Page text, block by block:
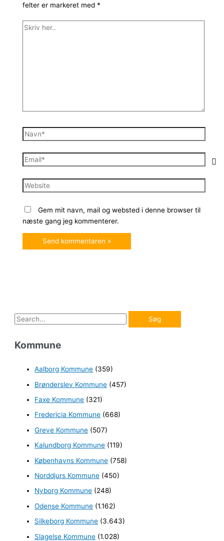
felter er markeret med *
Skriv
Navn*
Email*
Website
Gem mit navn, mail og websted i denne browser til
næste gang jeg kommenterer.
S
g
Kommune
Aalborg Kommune (359)
Brønderslev Kommune (457)
Faxe Kommune (321)
Fredericia Kommune (668)
Greve Kommune (507)
Kalundborg Kommune (119)
Københavns Kommune (758)
Norddjurs Kommune (450)
Nyborg Kommune (248)
Odense Kommune (1.162)
Silkeborg Kommune (3.643)
Slagelse Kommune (1.028)